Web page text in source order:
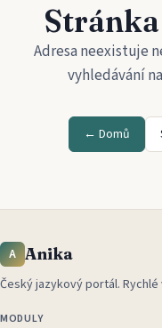
Adresa neexistuje
vyhledávání
← Domů
A Anika
Český jazykový portál.
MODULY